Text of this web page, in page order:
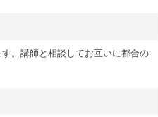
。講師と相談してお互いに都合の